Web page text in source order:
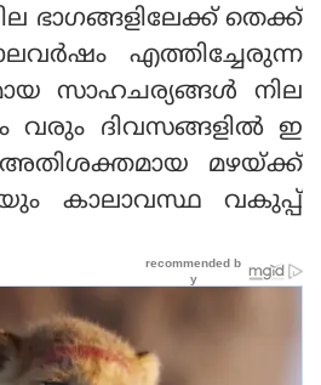
ഭാഗങ്ങളിലേക്ക് തെക്ക്
എത്തിച്ചേരുന്ന
സാഹചര്യങ്ങള്‍ നില
വരും ദിവസങ്ങളില്‍ ഇ
മഴയ്ക്ക്
കാലാവസ്ഥ വകുപ്പ്